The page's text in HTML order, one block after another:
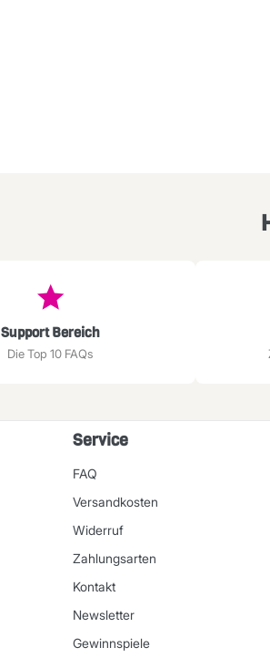
Support Bereich
Die Top 10 FAQs
Service
FAQ
Versandkosten
Widerruf
Zahlungsarten
Kontakt
Newsletter
Gewinnspiele